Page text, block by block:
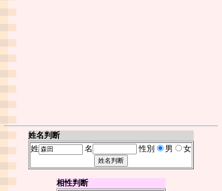
姓名判断
姓
名 性別 男 女
相性判断